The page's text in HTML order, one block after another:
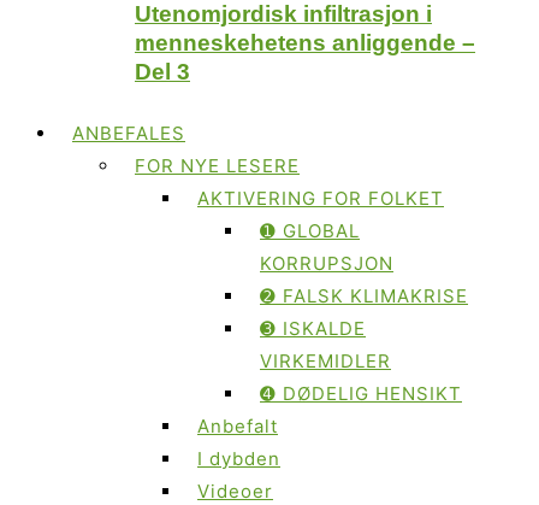
Utenomjordisk infiltrasjon i
menneskehetens anliggende –
Del 3
ANBEFALES
FOR NYE LESERE
AKTIVERING FOR FOLKET
➊ GLOBAL
KORRUPSJON
➋ FALSK KLIMAKRISE
➌ ISKALDE
VIRKEMIDLER
➍ DØDELIG HENSIKT
Anbefalt
I dybden
Videoer